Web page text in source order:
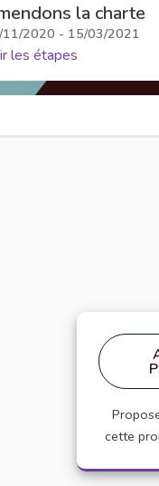
la charte
2020 - 15/03/2021
les étapes
cette